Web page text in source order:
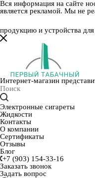
Вся информация на сайте
является рекламой. Мы не
продукцию и устройства
Интернет-магазин
Электронные сигареты
Жидкости
Контакты
О компании
Сертификаты
Отзывы
Блог
+7 (903) 154-33-16
Заказать звонок
Задать вопрос